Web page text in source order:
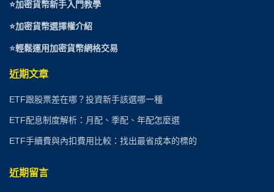
⭐加密貨幣新手入門教學
⭐加密貨幣選擇權介紹
⭐輕鬆運用加密貨幣網格交易
近期文章
ETF跟股票差在哪？投資新手該選哪一種
ETF配息制度解析：月配、季配、年配怎麼選
ETF手續費與內扣費用比較：找出最省成本的標的
近期留言